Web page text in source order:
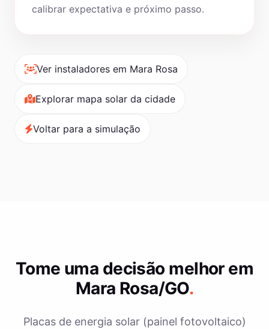
calibrar expectativa e próximo passo.
Ver instaladores em Mara Rosa
Explorar mapa solar da cidade
Voltar para a simulação
Tome uma decisão melhor em
Mara Rosa/GO.
Placas de energia solar (painel fotovoltaico)